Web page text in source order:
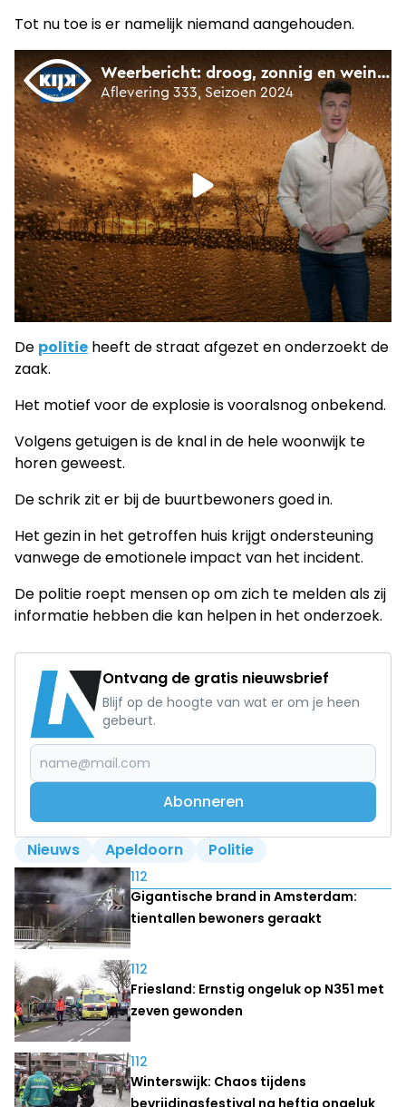
Tot nu toe is er namelijk niemand aangehouden.
De politie heeft de straat afgezet en onderzoekt de
zaak.
Het motief voor de explosie is vooralsnog onbekend.
Volgens getuigen is de knal in de hele woonwijk te
horen geweest.
De schrik zit er bij de buurtbewoners goed in.
Het gezin in het getroffen huis krijgt ondersteuning
vanwege de emotionele impact van het incident.
De politie roept mensen op om zich te melden als zij
informatie hebben die kan helpen in het onderzoek.
Ontvang de gratis nieuwsbrief
Blijf op de hoogte van wat er om je heen
gebeurt.
Abonneren
Nieuws Apeldoorn Politie
Lees ook
112
Gigantische brand in Amsterdam:
tientallen bewoners geraakt
112
Friesland: Ernstig ongeluk op N351 met
zeven gewonden
112
Winterswijk: Chaos tijdens